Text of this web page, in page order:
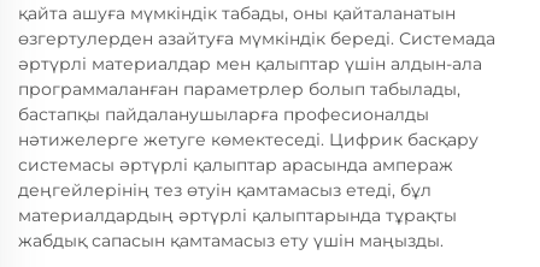
қайта ашуға мүмкіндік табады, оны қайталанатын
өзгертулерден азайтуға мүмкіндік береді. Системада
әртүрлі материалдар мен қалыптар үшін алдын-ала
программаланған параметрлер болып табылады,
бастапқы пайдаланушыларға професионалды
нәтижелерге жетуге көмектеседі. Цифрик басқару
системасы әртүрлі қалыптар арасында ампераж
деңгейлерінің тез өтуін қамтамасыз етеді, бұл
материалдардың әртүрлі қалыптарында тұрақты
жабдық сапасын қамтамасыз ету үшін маңызды.